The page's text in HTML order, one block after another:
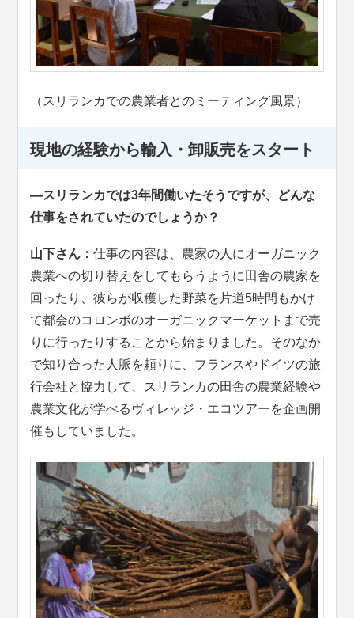
（スリランカでの農業者とのミーティング風景）
現地の経験から輸入・卸販売をスタート
―スリランカでは3年間働いたそうですが、どんな
仕事をされていたのでしょうか？
山下さん：仕事の内容は、農家の人にオーガニック
農業への切り替えをしてもらうように田舎の農家を
回ったり、彼らが収穫した野菜を片道5時間もかけ
て都会のコロンボのオーガニックマーケットまで売
りに行ったりすることから始まりました。そのなか
で知り合った人脈を頼りに、フランスやドイツの旅
行会社と協力して、スリランカの田舎の農業経験や
農業文化が学べるヴィレッジ・エコツアーを企画開
催もしていました。